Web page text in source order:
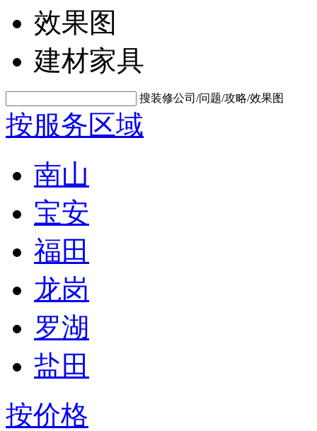
效果图
建材家具
搜装修公司/问题/攻略/效果图
按服务区域
南山
宝安
福田
龙岗
罗湖
盐田
按价格